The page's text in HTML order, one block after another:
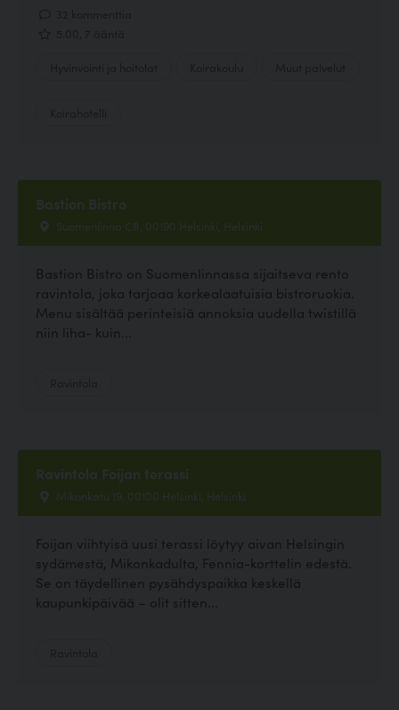
Bastion Bistro
Suomenlinna C8, 00190 Helsinki, Helsinki
Bastion Bistro on Suomenlinnassa sijaitseva rento
ravintola, joka tarjoaa korkealaatuisia bistroruokia.
Menu sisältää perinteisiä annoksia uudella twistillä
niin liha- kuin...
Ravintola Foijan terassi
Mikonkatu 19, 00100 Helsinki, Helsinki
Foijan viihtyisä uusi terassi löytyy aivan Helsingin
sydämestä, Mikonkadulta, Fennia-korttelin edestä.
Se on täydellinen pysähdyspaikka keskellä
kaupunkipäivää – olit sitten...